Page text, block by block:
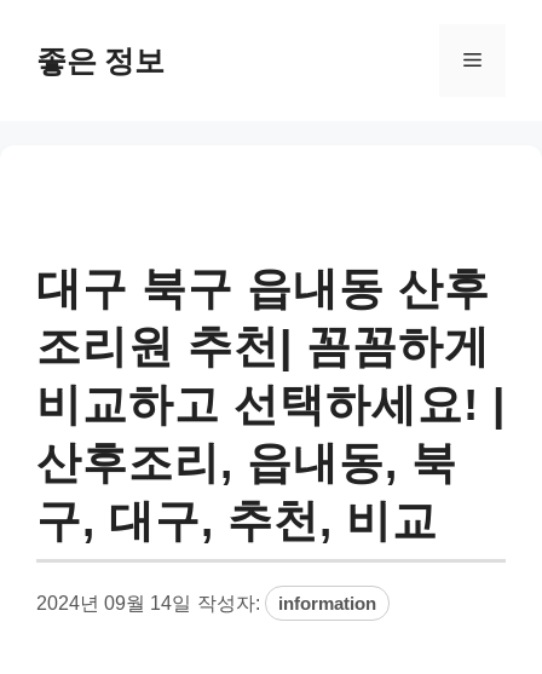
좋은 정보 메
대구 북구 읍내동 산후
조리원 추천| 꼼꼼하게
비교하고 선택하세요! |
산후조리, 읍내동, 북
구, 대구, 추천, 비교
2024년 09월 14일 작성자: information